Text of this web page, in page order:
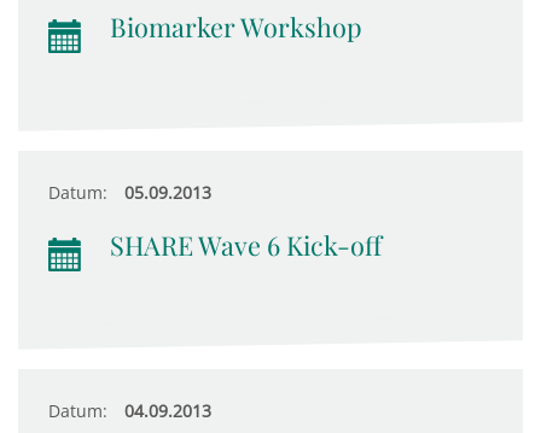
Biomarker Workshop
Datum: 05.09.2013
SHARE Wave 6 Kick-off
Datum: 04.09.2013